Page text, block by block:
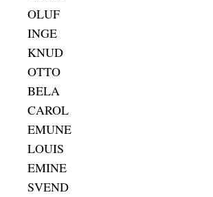
OLUF
INGE
KNUD
OTTO
BELA
CAROL
EMUNE
LOUIS
EMINE
SVEND